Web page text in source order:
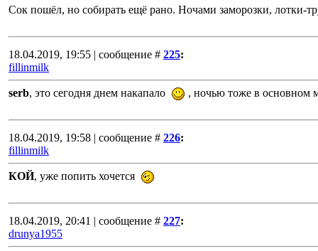
Сок пошёл, но собирать ещё рано. Ночами заморозки, лотки-
18.04.2019, 19:55 | сообщение # 225:
fillinmilk
serb, это сегодня днем накапало , ночью тоже в основном
18.04.2019, 19:58 | сообщение # 226:
fillinmilk
КОЙ, уже попить хочется
18.04.2019, 20:41 | сообщение # 227:
drunya1955